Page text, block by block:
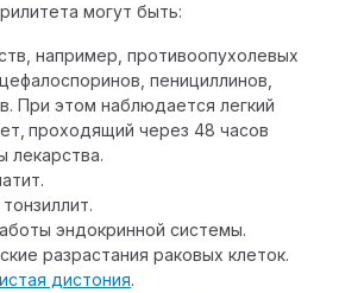
могут быть:
например, противоопухолевых
пенициллинов,
При этом наблюдается легкий
проходящий через 48 часов
лекарства.
эндокринной системы.
разрастания раковых клеток.
дистония.